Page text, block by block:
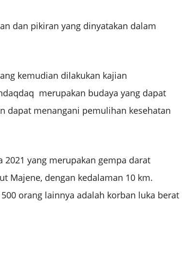
dan pikiran yang dinyatakan dalam
kemudian dilakukan kajian
merupakan budaya yang dapat
dapat menangani pemulihan kesehatan
yang merupakan gempa darat
Majene, dengan kedalaman 10 km.
orang lainnya adalah korban luka berat